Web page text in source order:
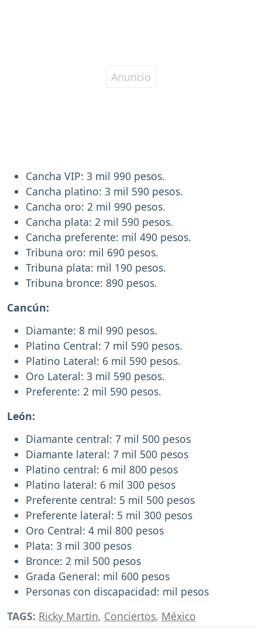
Cancha VIP: 3 mil 990 pesos.
Cancha platino: 3 mil 590 pesos.
Cancha oro: 2 mil 990 pesos.
Cancha plata: 2 mil 590 pesos.
Cancha preferente: mil 490 pesos.
Tribuna oro: mil 690 pesos.
Tribuna plata: mil 190 pesos.
Tribuna bronce: 890 pesos.
Cancún:
Diamante: 8 mil 990 pesos.
Platino Central: 7 mil 590 pesos.
Platino Lateral: 6 mil 590 pesos.
Oro Lateral: 3 mil 590 pesos.
Preferente: 2 mil 590 pesos.
León:
Diamante central: 7 mil 500 pesos
Diamante lateral: 7 mil 500 pesos
Platino central: 6 mil 800 pesos
Platino lateral: 6 mil 300 pesos
Preferente central: 5 mil 500 pesos
Preferente lateral: 5 mil 300 pesos
Oro Central: 4 mil 800 pesos
Plata: 3 mil 300 pesos
Bronce: 2 mil 500 pesos
Grada General: mil 600 pesos
Personas con discapacidad: mil pesos
TAGS: Ricky Martin, Conciertos, México